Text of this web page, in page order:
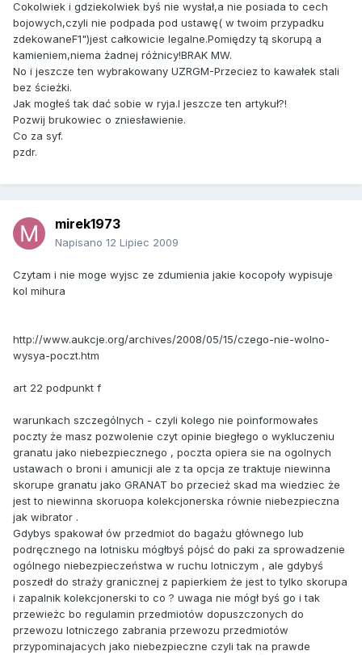
Cokolwiek i gdziekolwiek byś nie wysłał,a nie posiada to cech
bojowych,czyli nie podpada pod ustawę( w twoim przypadku
zdekowaneF1")jest całkowicie legalne.Pomiędzy tą skorupą a
kamieniem,niema żadnej różnicy!BRAK MW.
No i jeszcze ten wybrakowany UZRGM-Przeciez to kawałek stali
bez ścieżki.
Jak mogłeś tak dać sobie w ryja.I jeszcze ten artykuł?!
Pozwij brukowiec o zniesławienie.
Co za syf.
pzdr.
mirek1973
Napisano 12 Lipiec 2009
Czytam i nie moge wyjsc ze zdumienia jakie kocopoły wypisuje
kol mihura
http://www.aukcje.org/archives/2008/05/15/czego-nie-wolno-
wysya-poczt.htm
art 22 podpunkt f
warunkach szczególnych - czyli kolego nie poinformowałes
poczty że masz pozwolenie czyt opinie biegłego o wykluczeniu
granatu jako niebezpiecznego , poczta opiera sie na ogolnych
ustawach o broni i amunicji ale z ta opcja ze traktuje niewinna
skorupe granatu jako GRANAT bo przecież skad ma wiedziec że
jest to niewinna skoruopa kolekcjonerska równie niebezpieczna
jak wibrator .
Gdybys spakował ów przedmiot do bagażu głównego lub
podręcznego na lotnisku mógłbyś pójsć do paki za sprowadzenie
ogólnego niebezpieczeństwa w ruchu lotniczym , ale gdybyś
poszedł do straży granicznej z papierkiem że jest to tylko skorupa
i zapalnik kolekcjonerski to co ? uwaga nie mógł byś go i tak
przewieżc bo regulamin przedmiotów dopuszczonych do
przewozu lotniczego zabrania przewozu przedmiotów
przypominajacych jako niebezpieczne czyli tak na prawde